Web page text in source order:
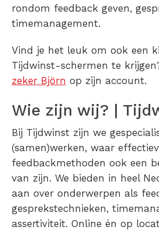
rondom feedback geven,
timemanagement.
Vind je het leuk om ook een
Tijdwinst-schermen te
zeker Björn op zijn account.
Wie zijn wij? |
Bij Tijdwinst zijn we
(samen)werken, waar
feedbackmethoden ook een
van zijn. We bieden in heel
aan over onderwerpen als
gesprekstechnieken,
assertiviteit. Online én op